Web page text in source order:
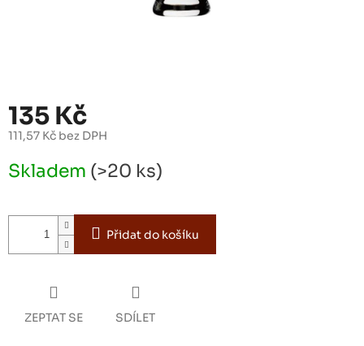
135 Kč
111,57 Kč bez DPH
cena:
Skladem (>20 ks)
Přidat do košíku
ZEPTAT SE SDÍLET